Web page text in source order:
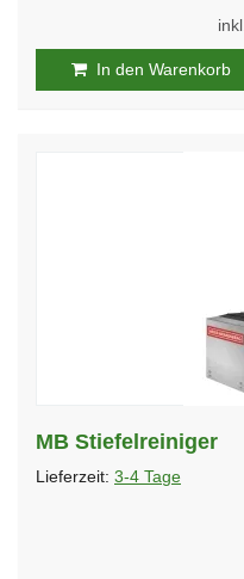
In den Warenkorb
MB Stiefelreiniger
Lieferzeit: 3-4 Tage